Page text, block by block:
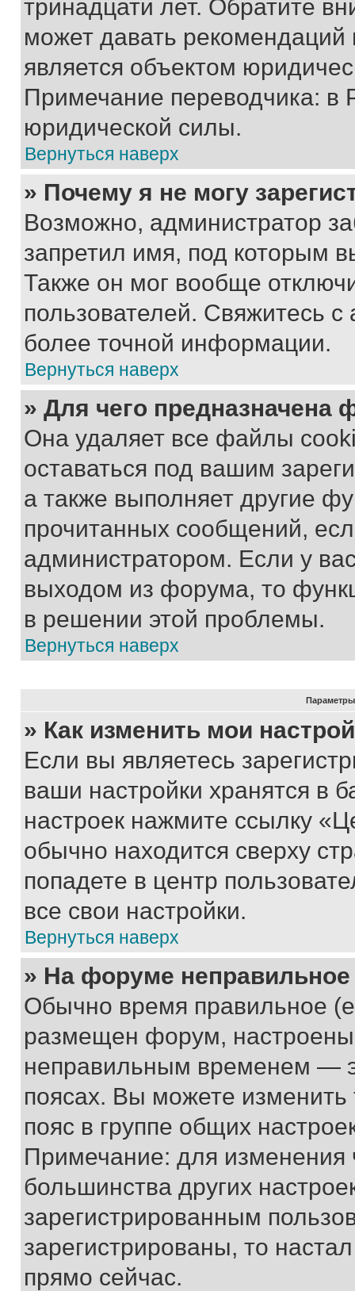
тринадцати лет. Обратите
может давать
является объектом
Примечание переводчика: в
юридической силы.
Вернуться наверх
» Почему я не могу
Возможно, администратор
запретил имя, под которым
Также он мог вообще
пользователей. Свяжитесь
более точной информации.
Вернуться наверх
» Для чего предназначена
Она удаляет все файлы
оставаться под вашим
а также выполняет другие
прочитанных сообщений,
администратором. Если у
выходом из форума, то
в решении этой проблемы.
Вернуться наверх
Параметры
» Как изменить мои
Если вы являетесь
ваши настройки хранятся в
настроек нажмите ссылку
обычно находится сверху
попадете в центр
все свои настройки.
Вернуться наверх
» На форуме
Обычно время правильное
размещен форум, настроены
неправильным временем —
поясах. Вы можете изменить
пояс в группе общих
Примечание: для изменения
большинства других
зарегистрированным
зарегистрированы, то
прямо сейчас.